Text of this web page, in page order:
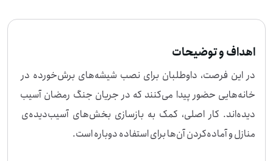
اهداف و توضیحات
در این فرصت، داوطلبان برای نصب شیشه‌های برش‌خورده در
خانه‌هایی حضور پیدا می‌کنند که در جریان جنگ رمضان آسیب
دیده‌اند. کار اصلی، کمک به بازسازی بخش‌های آسیب‌دیده‌ی